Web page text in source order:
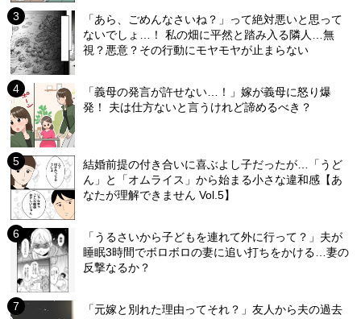
「あら、ごめんなさいね？」って絶対悪いと思って
ないでしょ…！ 私の畑に平然と踏み入る隣人…無
視？悪意？その行動にモヤモヤが止まらない
「義母の発言が許せない…！」嫁が義母に怒り爆
発！ 夫は仕方ないと言うけれど諦めるべき？
結婚前提の付き合いに喜ぶよし子だったが…「うど
ん」と「オムライス」から始まる小さな違和感【あ
なたが理解できません Vol.5】
「うるさいから子どもを連れて外に行って？」夫が
睡眠3時間でボロボロの妻に追い打ちをかける…妻の
反撃なるか？
「元嫁と別れた理由ってそれ？」友人から夫の過去